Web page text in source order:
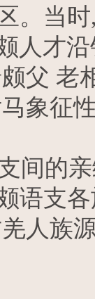
。当
人才
颇父
象征
间的
语支
人族